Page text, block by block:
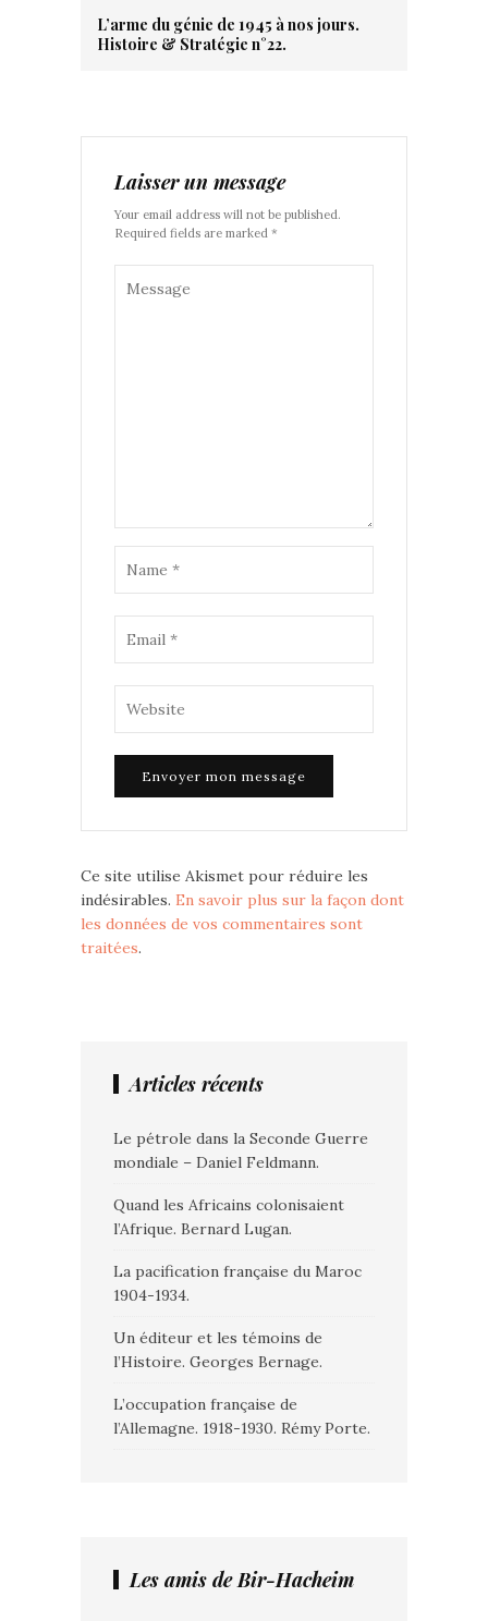
L’arme du génie de 1945 à nos jours.
Histoire & Stratégie n°22.
Laisser un message
Your email address will not be published.
Required fields are marked *
Ce site utilise Akismet pour réduire les
indésirables. En savoir plus sur la façon dont
les données de vos commentaires sont
traitées.
Articles récents
Le pétrole dans la Seconde Guerre
mondiale – Daniel Feldmann.
Quand les Africains colonisaient
l’Afrique. Bernard Lugan.
La pacification française du Maroc
1904-1934.
Un éditeur et les témoins de
l’Histoire. Georges Bernage.
L’occupation française de
l’Allemagne. 1918-1930. Rémy Porte.
Les amis de Bir-Hacheim